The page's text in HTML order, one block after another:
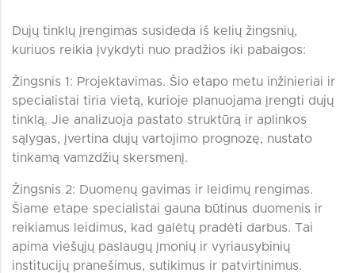
Dujų tinklų įrengimas susideda iš kelių žingsnių,
kuriuos reikia įvykdyti nuo pradžios iki pabaigos:
Žingsnis 1: Projektavimas. Šio etapo metu inžinieriai ir
specialistai tiria vietą, kurioje planuojama įrengti dujų
tinklą. Jie analizuoja pastato struktūrą ir aplinkos
sąlygas, įvertina dujų vartojimo prognozę, nustato
tinkamą vamzdžių skersmenį.
Žingsnis 2: Duomenų gavimas ir leidimų rengimas.
Šiame etape specialistai gauna būtinus duomenis ir
reikiamus leidimus, kad galėtų pradėti darbus. Tai
apima viešųjų paslaugų įmonių ir vyriausybinių
institucijų pranešimus, sutikimus ir patvirtinimus.